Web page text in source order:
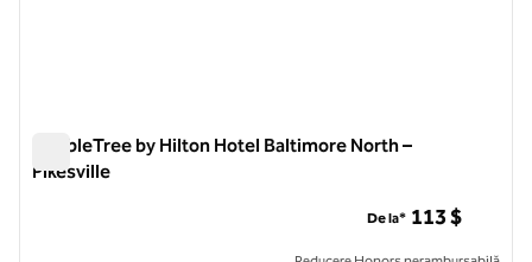
DoubleTree by Hilton Hotel Baltimore North –
Pikesville
De la* 113 $